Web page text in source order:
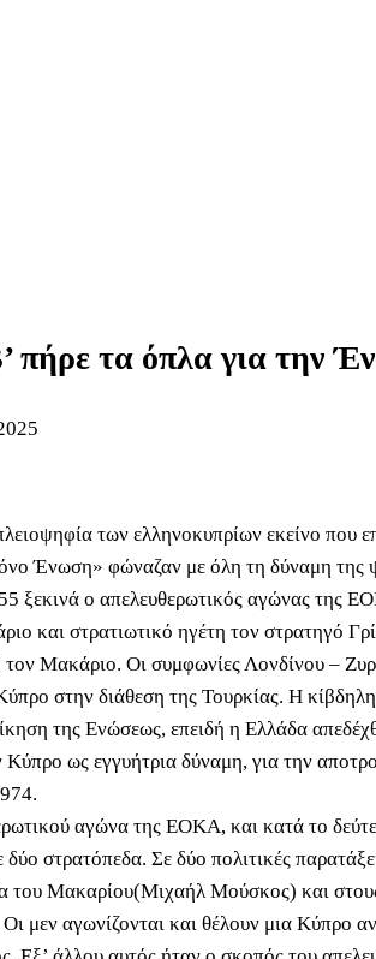
τα όπλα για την
των ελληνοκυπρίων εκείνο που
Ένωση» φώναζαν με όλη τη δύναμη της
ξεκινά ο απελευθερωτικός αγώνας της
και στρατιωτικό ηγέτη τον στρατηγό
Μακάριο. Οι συμφωνίες Λονδίνου –
στην διάθεση της Τουρκίας. Η
της Ενώσεως, επειδή η Ελλάδα
ως εγγυήτρια δύναμη, για την
αγώνα της ΕΟΚΑ, και κατά το
δύο στρατόπεδα. Σε δύο πολιτικές
του Μακαρίου(Μιχαήλ Μούσκος) και
μεν αγωνίζονται και θέλουν μια Κύπρο